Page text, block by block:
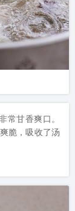
常甘香爽口。
脆，吸收了汤